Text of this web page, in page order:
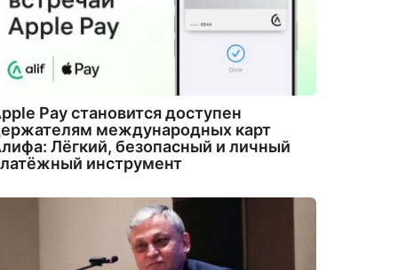
Pay становится доступен
международных карт
Лёгкий, безопасный и личный
инструмент